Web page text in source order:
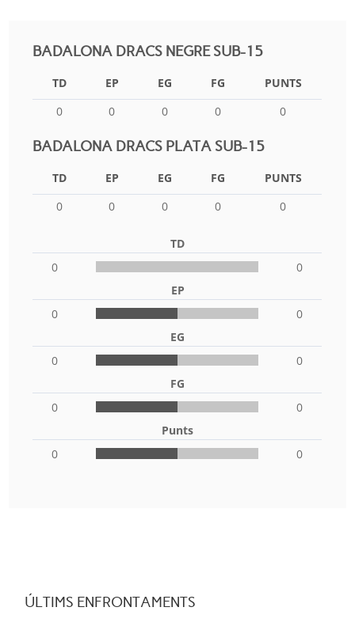
BADALONA DRACS NEGRE SUB-15
TD EP EG FG
PUNTS
0
0 0 0 0
BADALONA DRACS PLATA SUB-15
TD EP EG FG
PUNTS
0
0 0 0 0
TD
0
0
EP
0
0
EG
0
0
FG
0
0
Punts
0
0
ÚLTIMS ENFRONTAMENTS